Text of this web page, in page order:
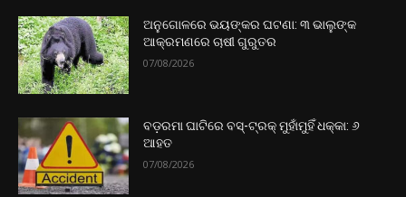
ଅନୁଗୋଳରେ ଭୟଙ୍କର ଘଟଣା: ୩ ଭାଲୁଙ୍କ
ଆକ୍ରମଣରେ ଚାଷୀ ଗୁରୁତର
07/08/2026
ବଡ଼ରମା ଘାଟିରେ ବସ୍-ଟ୍ରକ୍ ମୁହାଁମୁହିଁ ଧକ୍କା: ୬
ଆହତ
07/08/2026